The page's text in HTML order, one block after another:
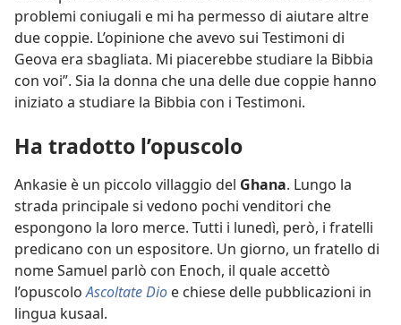
problemi coniugali e mi ha permesso di aiutare altre
due coppie. L’opinione che avevo sui Testimoni di
Geova era sbagliata. Mi piacerebbe studiare la Bibbia
con voi”. Sia la donna che una delle due coppie hanno
iniziato a studiare la Bibbia con i Testimoni.
Ha tradotto l’opuscolo
Ankasie è un piccolo villaggio del Ghana. Lungo la
strada principale si vedono pochi venditori che
espongono la loro merce. Tutti i lunedì, però, i fratelli
predicano con un espositore. Un giorno, un fratello di
nome Samuel parlò con Enoch, il quale accettò
l’opuscoloAscoltate Dio e chiese delle pubblicazioni in
lingua kusaal.